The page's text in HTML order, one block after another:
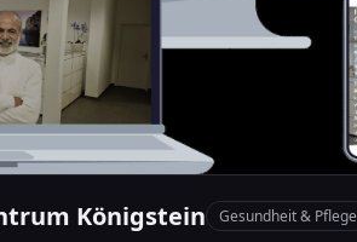
Königstein Gesundheit & Pflege